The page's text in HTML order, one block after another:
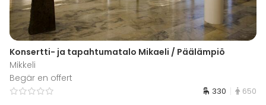
Konsertti- ja tapahtumatalo Mikaeli / Päälämpiö
Mikkeli
Begär en offert
330 650